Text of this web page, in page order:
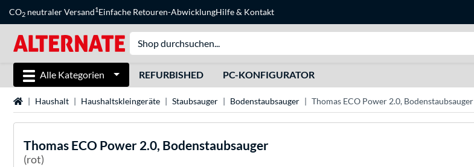
CO2 neutraler Versand1Einfache Retouren-AbwicklungHilfe& Kontakt
Alle Kategorien REFURBISHED PC-KONFIGURATOR
StartseiteHaushalt Haushaltskleingeräte Staubsauger Bodenstaubsauger Thomas ECO Power 2.0, Bodenstaubsauger
Thomas ECO Power 2.0, Bodenstaubsauger
(rot)